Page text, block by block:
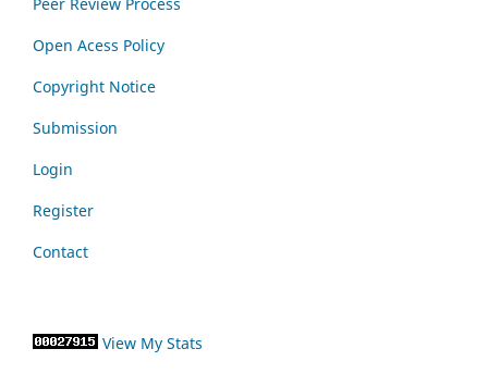
Open Acess Policy
Copyright Notice
Submission
Login
Register
Contact
View My Stats